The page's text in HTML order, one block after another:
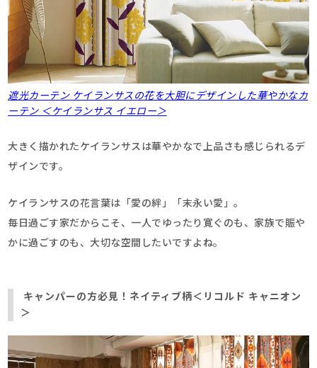
遮光カーテン ケイランサスの花を大胆にデザインした華やかなカ
ーテン ＜ケイランサス イエロー＞
大きく描かれたケイランサスは華やかなで上品さも感じられるデ
ザインです。
ケイランサスの花言葉は「愛の絆」「末永い愛」。
毎日過ごす家だからこそ、一人でゆったり寛ぐのも、家族で賑や
かに過ごすのも、大切な空間したいですよね。
キャンパーの方必見！ネイティブ柄＜リコルド キャニオン
＞